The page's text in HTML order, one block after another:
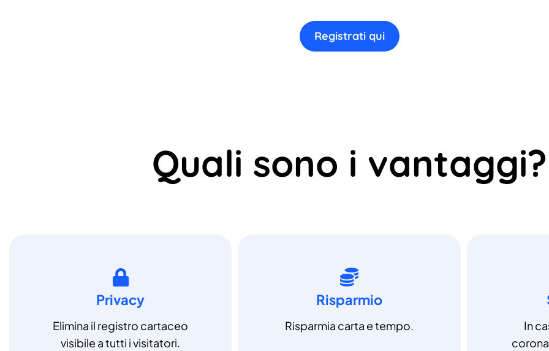
Registrati qui
Quali sono i vantaggi?
Privacy
Elimina il registro cartaceo
visibile a tutti i visitatori.
Risparmio
Risparmia carta e tempo.
In